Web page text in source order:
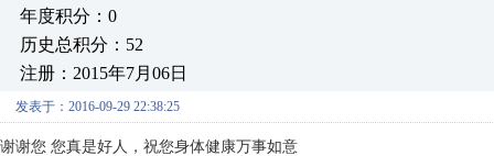
年度积分：0
历史总积分：52
注册：2015年7月06日
发表于：2016-09-29 22:38:25
谢谢您 您真是好人，祝您身体健康万事如意